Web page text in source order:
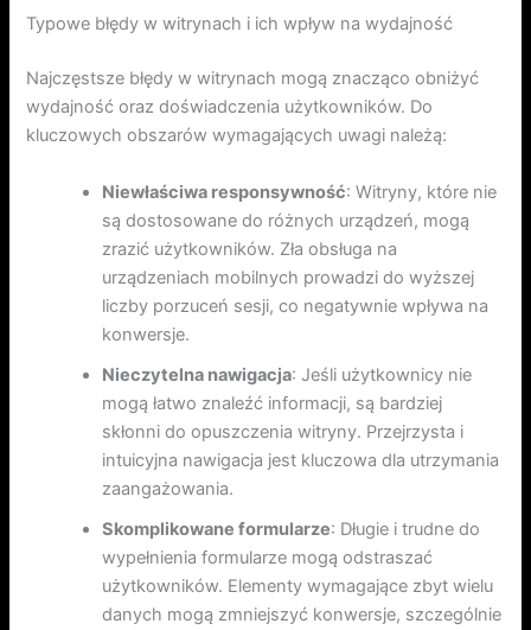
Typowe błędy w witrynach i ich wpływ na wydajność
Najczęstsze błędy w witrynach mogą znacząco obniżyć
wydajność oraz doświadczenia użytkowników. Do
kluczowych obszarów wymagających uwagi należą:
Niewłaściwa responsywność: Witryny, które nie
są dostosowane do różnych urządzeń, mogą
zrazić użytkowników. Zła obsługa na
urządzeniach mobilnych prowadzi do wyższej
liczby porzuceń sesji, co negatywnie wpływa na
konwersje.
Nieczytelna nawigacja: Jeśli użytkownicy nie
mogą łatwo znaleźć informacji, są bardziej
skłonni do opuszczenia witryny. Przejrzysta i
intuicyjna nawigacja jest kluczowa dla utrzymania
zaangażowania.
Skomplikowane formularze: Długie i trudne do
wypełnienia formularze mogą odstraszać
użytkowników. Elementy wymagające zbyt wielu
danych mogą zmniejszyć konwersje, szczególnie